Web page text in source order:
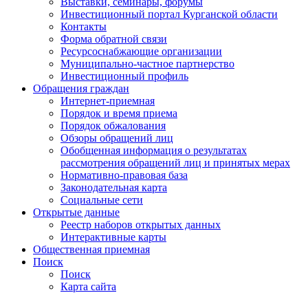
Инвестиционный портал Курганской области
Контакты
Форма обратной связи
Ресурсоснабжающие организации
Муниципально-частное партнерство
Инвестиционный профиль
Обращения граждан
Интернет-приемная
Порядок и время приема
Порядок обжалования
Обзоры обращений лиц
Обобщенная информация о результатах
рассмотрения обращений лиц и принятых мерах
Нормативно-правовая база
Законодательная карта
Социальные сети
Открытые данные
Реестр наборов открытых данных
Интерактивные карты
Общественная приемная
Поиск
Поиск
Карта сайта